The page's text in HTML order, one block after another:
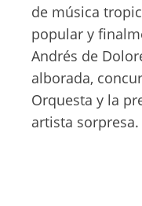
de música
popular y
Andrés de
alborada,
Orquesta y la
artista sorpresa.